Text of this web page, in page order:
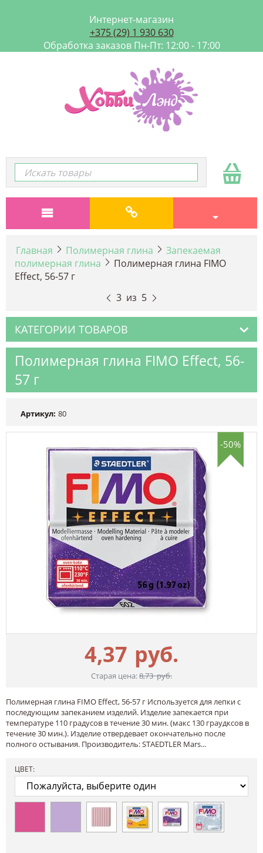
Интернет-магазин
+375 (29) 1 930 630
Обработка заказов Пн-Пт: 12:00 - 17:00
Главная Полимерная глина
Запекаемая
полимерная глина
Полимерная глина FIMO
Effect, 56-57 г
3 из 5
КАТЕГОРИИ ТОВАРОВ
Полимерная глина FIMO Effect, 56-
57 г
Артикул: 80
-50%
4,37 руб.
Старая цена:8,73руб.
Полимерная глина FIMO Effect, 56-57 г Используется для лепки с
последующим запеканием изделий. Изделие запекается при
температуре 110 градусов в течение 30 мин. (макс 130 граудксов в
течение 30 мин.). Изделие отвердевает окончательно после
полного остывания. Производитель: STAEDTLER Mars...
ЦВЕТ: